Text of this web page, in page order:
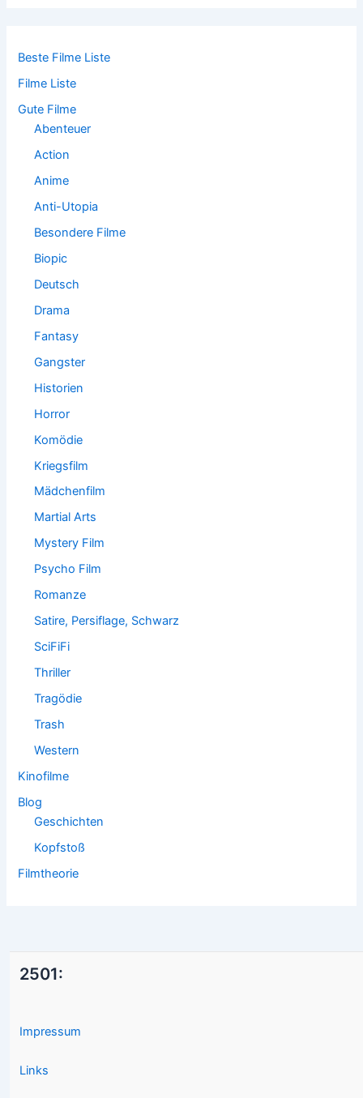
n
c
h
Beste Filme Liste
Filme Liste
Gute Filme
Abenteuer
Action
Anime
Anti-Utopia
Besondere Filme
Biopic
Deutsch
Drama
Fantasy
Gangster
Historien
Horror
Komödie
Kriegsfilm
Mädchenfilm
Martial Arts
Mystery Film
Psycho Film
Romanze
Satire, Persiflage, Schwarz
SciFiFi
Thriller
Tragödie
Trash
Western
Kinofilme
Blog
Geschichten
Kopfstoß
Filmtheorie
2501:
Impressum
Links